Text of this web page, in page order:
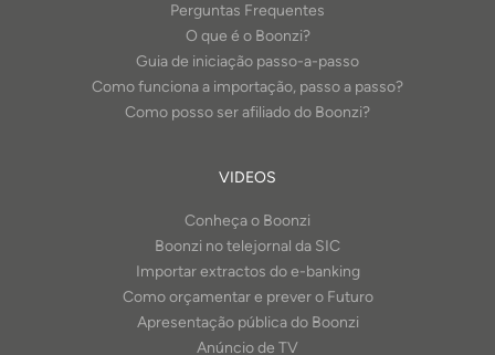
Perguntas Frequentes
O que é o Boonzi?
Guia de iniciação passo-a-passo
Como funciona a importação, passo a passo?
Como posso ser afiliado do Boonzi?
VIDEOS
Conheça o Boonzi
Boonzi no telejornal da SIC
Importar extractos do e-banking
Como orçamentar e prever o Futuro
Apresentação pública do Boonzi
Anúncio de TV